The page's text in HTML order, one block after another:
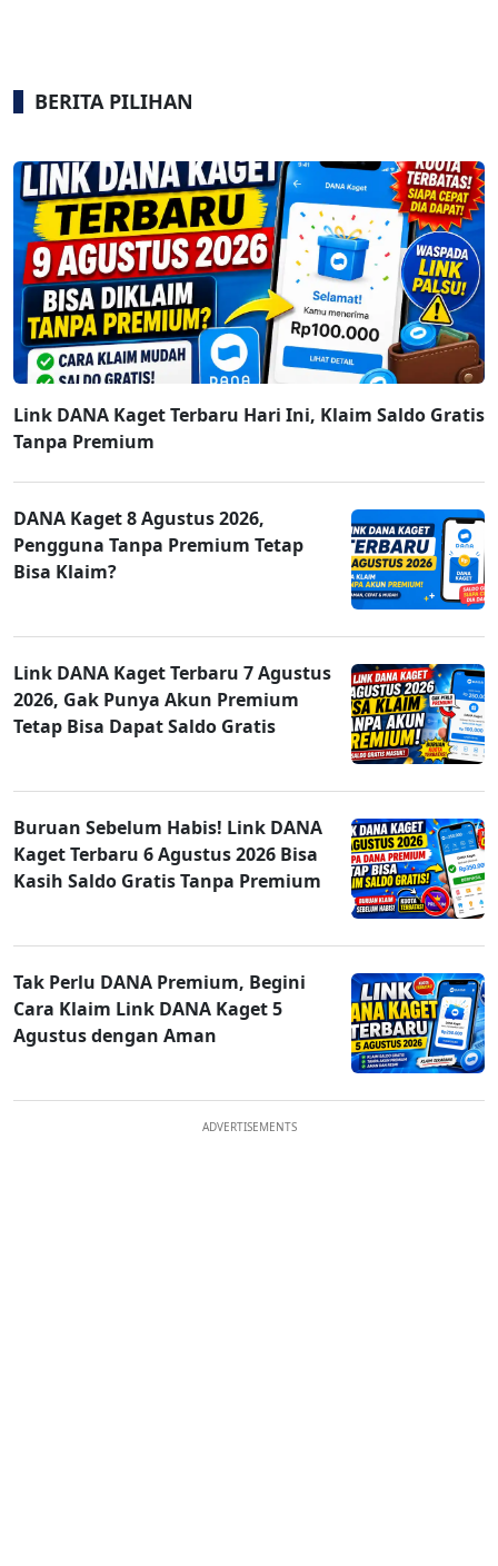
BERITA PILIHAN
Link DANA Kaget Terbaru Hari Ini, Klaim Saldo Gratis
Tanpa Premium
DANA Kaget 8 Agustus 2026,
Pengguna Tanpa Premium Tetap
Bisa Klaim?
Link DANA Kaget Terbaru 7 Agustus
2026, Gak Punya Akun Premium
Tetap Bisa Dapat Saldo Gratis
Buruan Sebelum Habis! Link DANA
Kaget Terbaru 6 Agustus 2026 Bisa
Kasih Saldo Gratis Tanpa Premium
Tak Perlu DANA Premium, Begini
Cara Klaim Link DANA Kaget 5
Agustus dengan Aman
ADVERTISEMENTS